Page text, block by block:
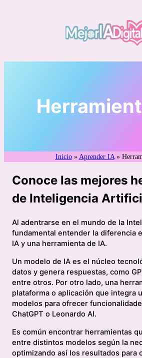
Inicio» Aprender IA»
Conoce las mejores
de Inteligencia
Al adentrarse en el mundo de la
fundamental entender la diferencia
IA y una herramienta de IA.
Un modelo de IA es el núcleo
datos y genera respuestas, como
entre otros. Por otro lado, una
plataforma o aplicación que integra
modelos para ofrecer
ChatGPT o Leonardo AI.
Es común encontrar herramientas
entre distintos modelos según la
optimizando así los resultados para